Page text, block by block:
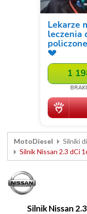
MotoDiesel Silniki
Silnik Nissan 2.3 dCi
Silnik Nissan